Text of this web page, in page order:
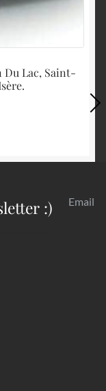
Du Lac, Saint-
:) Email